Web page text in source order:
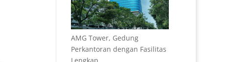
AMG Tower, Gedung
Perkantoran dengan Fasilitas